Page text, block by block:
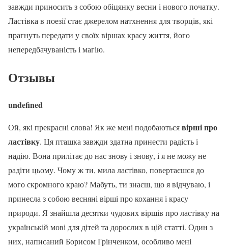
завжди приносить з собою обіцянку весни і нового початку.
Ластівка в поезії стає джерелом натхнення для творців, які
прагнуть передати у своїх віршах красу життя, його
непередбачуваність і магію.
Отзывы
undefined
Ой, які прекрасні слова! Як же мені подобаютьсявірші про
ластівку. Ця пташка завжди здатна принести радість і
надію. Вона прилітає до нас знову і знову, і я не можу не
радіти цьому. Чому ж ти, мила ластівко, повертаєшся до
мого скромного краю? Мабуть, ти знаєш, що я відчуваю, і
принесла з собою весняні вірші про кохання і красу
природи. Я знайшла десятки чудових віршів про ластівку на
українській мові для дітей та дорослих в цій статті. Один з
них, написаний Борисом Грінченком, особливо мені